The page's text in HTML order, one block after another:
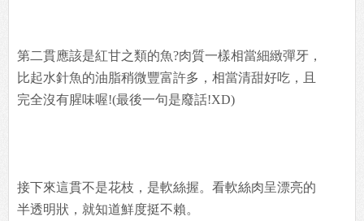
第二貫應該是紅甘之類的魚?肉質一樣相當細緻彈牙，
比起水針魚的油脂稍微豐富許多，相當清甜好吃，且
完全沒有腥味喔!(最後一句是廢話!XD)
接下來這貫不是花枝，是軟絲握。看軟絲肉呈漂亮的
半透明狀，就知道鮮度挺不賴。